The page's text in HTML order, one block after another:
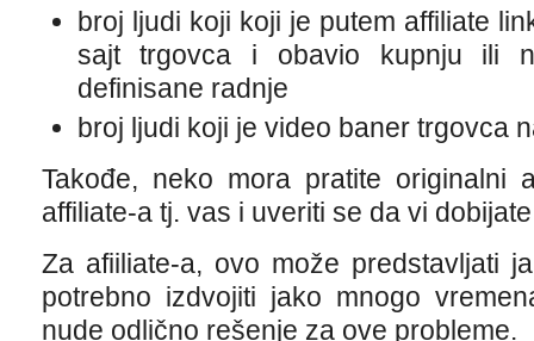
broj ljudi koji koji je putem affiliate
sajt trgovca i obavio kupnju ili
definisane radnje
broj ljudi koji je video baner trgovca
Takođe, neko mora pratite originalni
affiliate-a tj. vas i uveriti se da vi
Za afiiliate-a, ovo može predstavljati
potrebno izdvojiti jako mnogo
nude odlično rešenje za ove probleme.